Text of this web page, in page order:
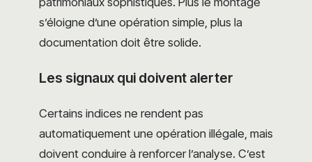
s’éloigne d’une opération simple, plus la
documentation doit être solide.
Les signaux qui doivent alerter
Certains indices ne rendent pas
automatiquement une opération illégale, mais
doivent conduire à renforcer l’analyse. C’est